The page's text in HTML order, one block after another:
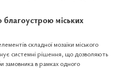
міських
складної мозаїки міського
системні рішення, що дозволяють
замовника в рамках одного